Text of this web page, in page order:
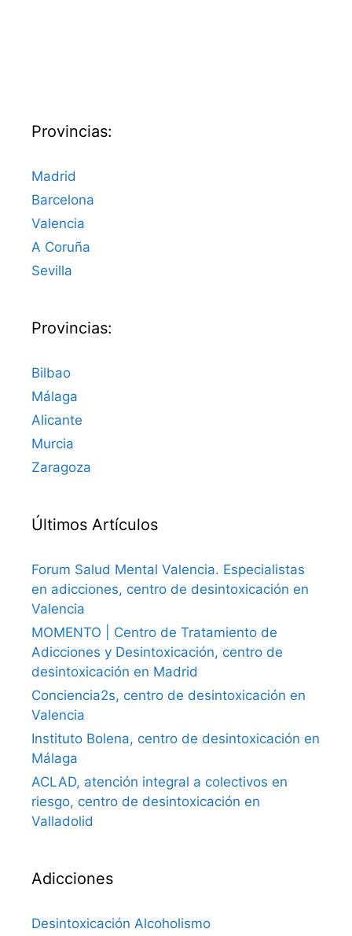
Provincias:
Madrid
Barcelona
Valencia
A Coruña
Sevilla
Provincias:
Bilbao
Málaga
Alicante
Murcia
Zaragoza
Últimos Artículos
Forum Salud Mental Valencia. Especialistas
en adicciones, centro de desintoxicación en
Valencia
MOMENTO | Centro de Tratamiento de
Adicciones y Desintoxicación, centro de
desintoxicación en Madrid
Conciencia2s, centro de desintoxicación en
Valencia
Instituto Bolena, centro de desintoxicación en
Málaga
ACLAD, atención integral a colectivos en
riesgo, centro de desintoxicación en
Valladolid
Adicciones
Desintoxicación Alcoholismo